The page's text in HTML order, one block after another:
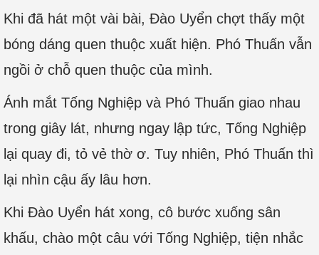
Khi đã hát một vài bài, Đào Uyển chợt thấy một
bóng dáng quen thuộc xuất hiện. Phó Thuấn vẫn
ngồi ở chỗ quen thuộc của mình.
Ánh mắt Tống Nghiệp và Phó Thuấn giao nhau
trong giây lát, nhưng ngay lập tức, Tống Nghiệp
lại quay đi, tỏ vẻ thờ ơ. Tuy nhiên, Phó Thuấn thì
lại nhìn cậu ấy lâu hơn.
Khi Đào Uyển hát xong, cô bước xuống sân
khấu, chào một câu với Tống Nghiệp, tiện nhắc